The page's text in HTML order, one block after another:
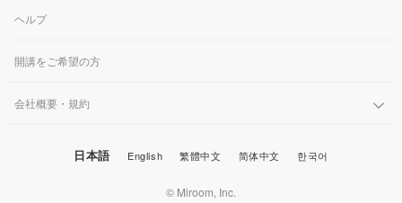
ヘルプ
開講をご希望の方
会社概要・規約
日本語 English 繁體中文 简体中文 한국어
© Miroom, Inc.